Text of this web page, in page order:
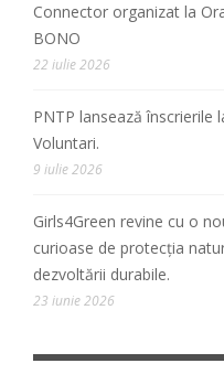
Connector organizat la
BONO
22 iulie 2026
PNTP lansează
Voluntari.
9 iulie 2026
Girls4Green revine cu o
curioase de protecția
dezvoltării durabile.
23 iunie 2026